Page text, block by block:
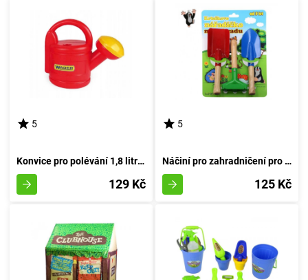
5
Konvice pro polévání 1,8 litru - rubínová
129 Kč
5
Náčiní pro zahradničení pro malé zahradníky
125 Kč